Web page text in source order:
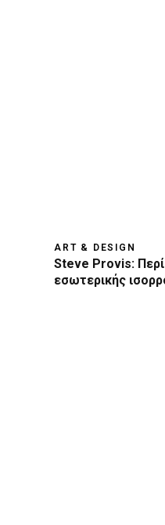
ART & DESIGN
Steve Provis:
εσωτερικής